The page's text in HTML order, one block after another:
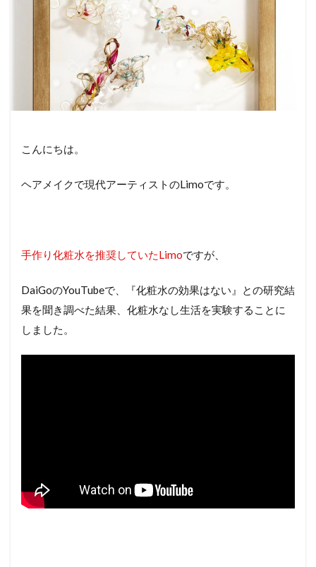
こんにちは。
ヘアメイクで現代アーティストのLimoです。
手作り化粧水を推奨していたLimoですが、
DaiGoのYouTubeで、『化粧水の効果はない』との研究結
果を聞き調べた結果、化粧水なし生活を実験することに
しました。